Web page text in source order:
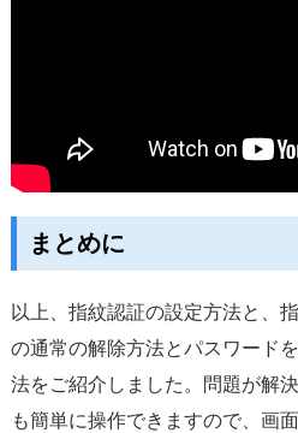
まとめに
以上、指紋認証の設定方法と、
の通常の解除方法とパスワード
法をご紹介しました。問題が解
も簡単に操作できますので、画